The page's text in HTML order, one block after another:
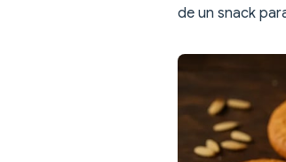
de un snack